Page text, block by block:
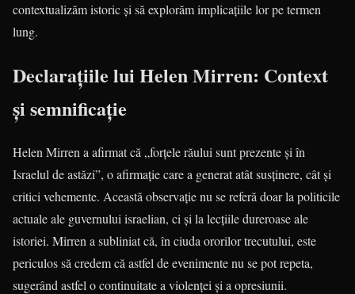
contextualizăm istoric și să explorăm implicațiile lor pe termen
lung.
Declarațiile lui Helen Mirren: Context
și semnificație
Helen Mirren a afirmat că „forțele răului sunt prezente şi în
Israelul de astăzi”, o afirmație care a generat atât susținere, cât și
critici vehemente. Această observație nu se referă doar la politicile
actuale ale guvernului israelian, ci și la lecțiile dureroase ale
istoriei. Mirren a subliniat că, în ciuda ororilor trecutului, este
periculos să credem că astfel de evenimente nu se pot repeta,
sugerând astfel o continuitate a violenței și a opresiunii.